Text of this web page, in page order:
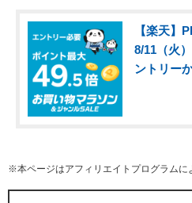
【楽天】
8/11（火
ントリー
※本ページはアフィリエイトプログラムに